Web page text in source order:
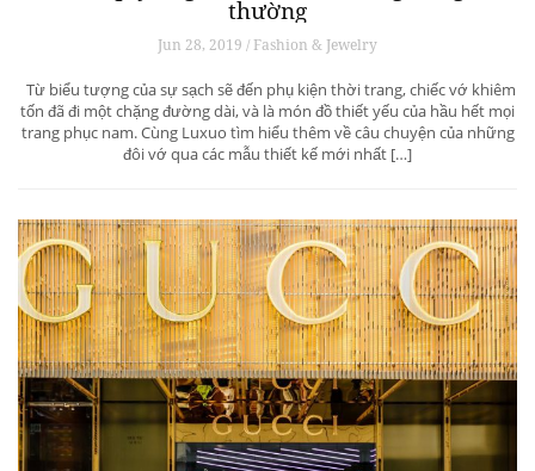
thường
Jun 28, 2019 / Fashion & Jewelry
Từ biểu tượng của sự sạch sẽ đến phụ kiện thời trang, chiếc vớ khiêm
tốn đã đi một chặng đường dài, và là món đồ thiết yếu của hầu hết mọi
trang phục nam. Cùng Luxuo tìm hiểu thêm về câu chuyện của những
đôi vớ qua các mẫu thiết kế mới nhất […]